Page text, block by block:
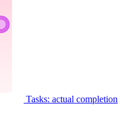
Tasks: actual completion